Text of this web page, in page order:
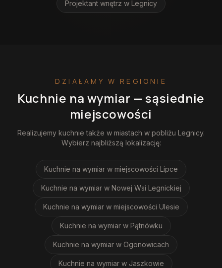
Projektant wnętrz w Legnicy
DZIAŁAMY W REGIONIE
Kuchnie na wymiar — sąsiednie
miejscowości
Realizujemy kuchnie także w miastach w pobliżu Legnicy.
Wybierz najbliższą lokalizację:
Kuchnie na wymiar w miejscowości Lipce
Kuchnie na wymiar w Nowej Wsi Legnickiej
Kuchnie na wymiar w miejscowości Ulesie
Kuchnie na wymiar w Pątnówku
Kuchnie na wymiar w Ogonowicach
Kuchnie na wymiar w Jaszkowie